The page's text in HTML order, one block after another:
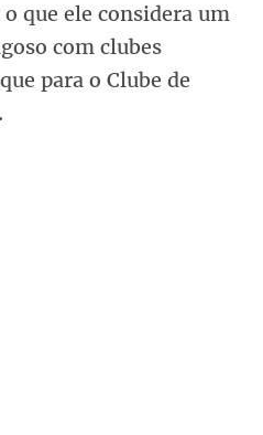
que ele considera um
com clubes
para o Clube de